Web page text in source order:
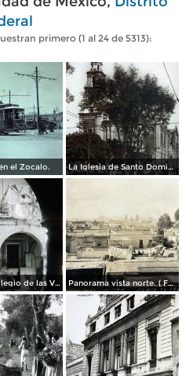
primero (1 al 24 de 5313):
el Zocalo. La Iglesia de Santo Domingo.
Patio del colegio de las Vizcainas por el fotografo Hugo Brehme. Panorama vista norte. ( Fechada el 20 de Junio de 1905 ).